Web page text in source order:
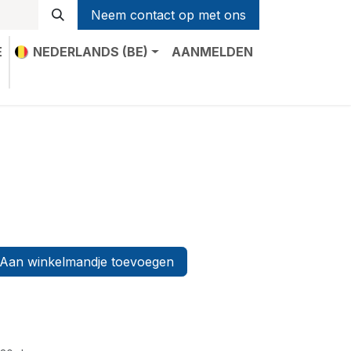
Neem contact op met ons
NEDERLANDS (BE)
AANMELDEN
Aan winkelmandje toevoegen